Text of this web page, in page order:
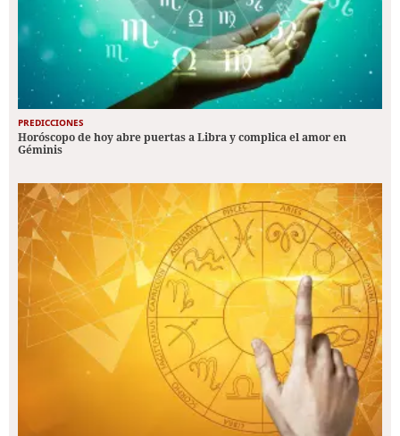
PREDICCIONES
Horóscopo de hoy abre puertas a Libra y complica el amor en
Géminis